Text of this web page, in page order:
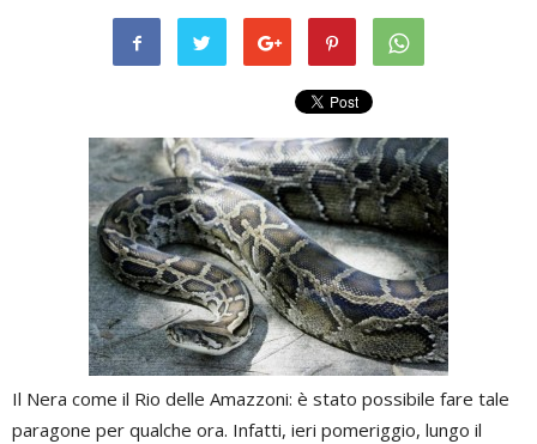
Il Nera come il Rio delle Amazzoni: è stato possibile fare tale
paragone per qualche ora. Infatti, ieri pomeriggio, lungo il